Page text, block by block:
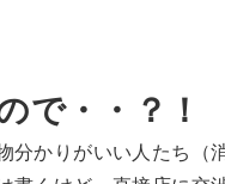
で・・？！
分かりがいい人たち（